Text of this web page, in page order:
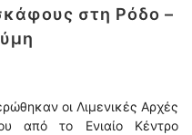
στη Ρόδο –
οι Λιμενικές Αρχές
από το Ενιαίο Κέντρο